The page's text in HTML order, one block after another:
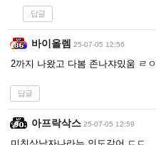
답글
바이올렘 25-07-05 12:56
2까지 나왔고 다봄 존나쟈밌움 ㄹㅇ
답글
아프락삭스 25-07-05 12:59